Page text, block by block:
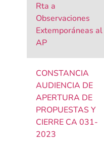
Rta a
Observaciones
Extemporáneas al
AP
CONSTANCIA
AUDIENCIA DE
APERTURA DE
PROPUESTAS Y
CIERRE CA 031-
2023